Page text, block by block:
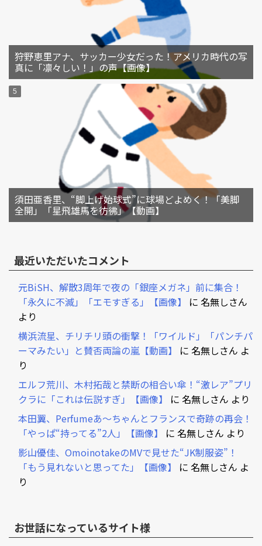
狩野恵里アナ、サッカー少女だった！アメリカ時代の写
真に「凛々しい！」の声【画像】
須田亜香里、“脚上げ始球式”に球場どよめく！「美脚
全開」「星飛雄馬を彷彿」【動画】
最近いただいたコメント
元BiSH、解散3周年で夜の「銀座メガネ」前に集合！
「永久に不滅」「エモすぎる」【画像】
に 名無しさん
より
横浜流星、チリチリ頭の衝撃！「ワイルド」「パンチパ
ーマみたい」と賛否両論の嵐【動画】
に 名無しさん よ
り
エルフ荒川、木村拓哉と禁断の相合い傘！“激レア”プリ
クラに「これは伝説すぎ」【画像】
に 名無しさん より
本田翼、Perfumeあ～ちゃんとフランスで奇跡の再会！
「やっぱ“持ってる”2人」【画像】
に 名無しさん より
影山優佳、OmoinotakeのMVで見せた“JK制服姿”！
「もう見れないと思ってた」【画像】
に 名無しさん よ
り
お世話になっているサイト様